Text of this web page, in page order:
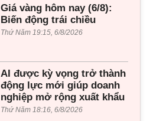
Giá vàng hôm nay (6/8):
Biến động trái chiều
Thứ Năm 19:15, 6/8/2026
AI được kỳ vọng trở thành
động lực mới giúp doanh
nghiệp mở rộng xuất khẩu
Thứ Năm 18:16, 6/8/2026